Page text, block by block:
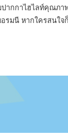
ปากกาไฮไลท์คุณภ
อรมนี หากใครสนใ